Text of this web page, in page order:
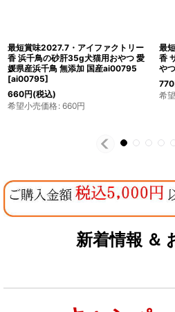
最短賞味2027.5・アイファクトリー
香 きびなご 160g 犬猫用おやつ・国
産・無添加 ai00832 [ai00832]
1,980円(税込)
希望小売価格
最
香
産
660
希
新着情報 ＆